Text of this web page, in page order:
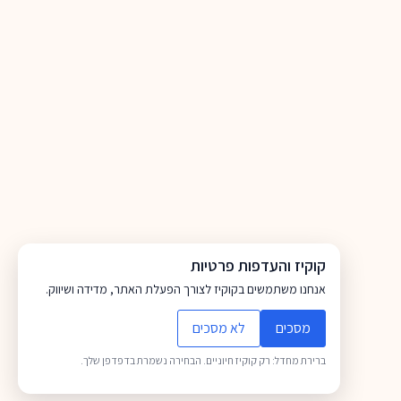
קוקיז והעדפות פרטיות
אנחנו משתמשים בקוקיז לצורך הפעלת האתר, מדידה ושיווק.
מסכים לא מסכים
ברירת מחדל: רק קוקיז חיוניים. הבחירה נשמרת בדפדפן שלך.